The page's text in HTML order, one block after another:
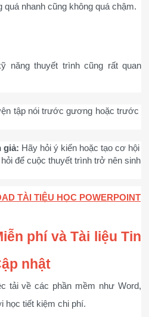
quá nhanh cũng không quá chậm.
năng thuyết trình cũng rất quan
tập nói trước gương hoặc trước
giả: Hãy hỏi ý kiến hoặc tạo cơ hội
để cuộc thuyết trình trở nên sinh
TÀI TIỆU HỌC POWERPOINT
phí và Tài liệu Tin
nhật
tải về các phần mềm như Word,
học tiết kiệm chi phí.